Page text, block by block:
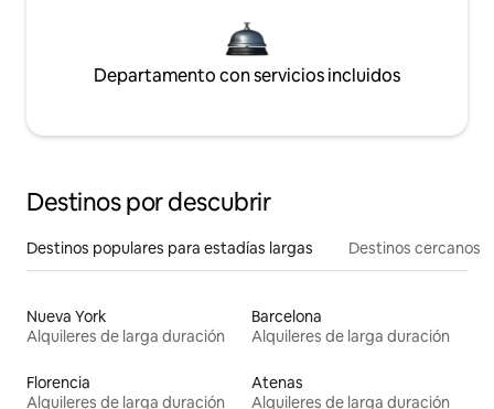
Departamento con servicios incluidos
Destinos por descubrir
Destinos populares para estadías largas Destinos cercanos
Nueva York
Alquileres de larga duración
Barcelona
Alquileres de larga duración
Florencia
Alquileres de larga duración
Atenas
Alquileres de larga duración